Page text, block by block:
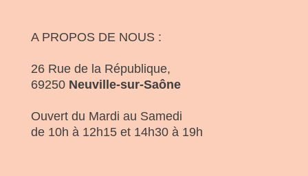
A PROPOS DE NOUS :
26 Rue de la République,
69250 Neuville-sur-Saône
Ouvert du Mardi au Samedi
de 10h à 12h15 et 14h30 à 19h